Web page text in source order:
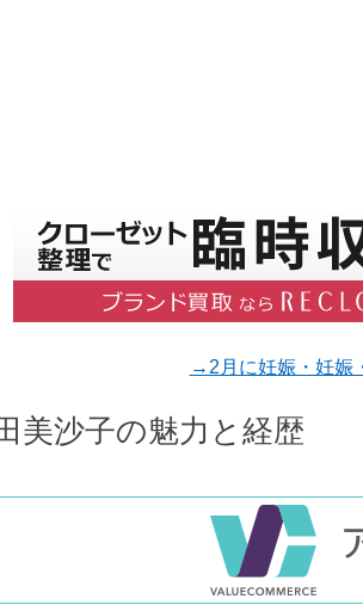
→2月に妊娠・妊娠
美沙子の魅力と経歴